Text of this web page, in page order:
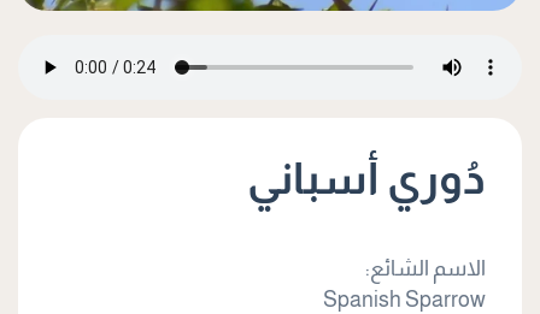
دُوري أسباني
الاسم الشائع:
Spanish Sparrow